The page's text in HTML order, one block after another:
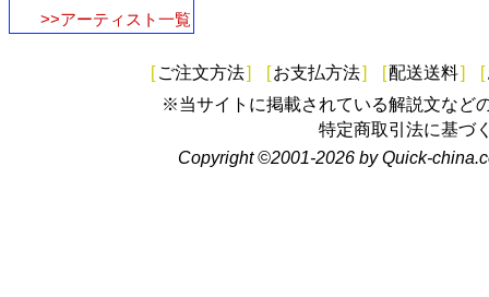
>>アーティスト一覧
[ ご注文方法] [お支払方法] [配送送料] [
※当サイトに掲載されている解説文など
特定商取引法に基づ
Copyright ©2001-2026 by Quick-